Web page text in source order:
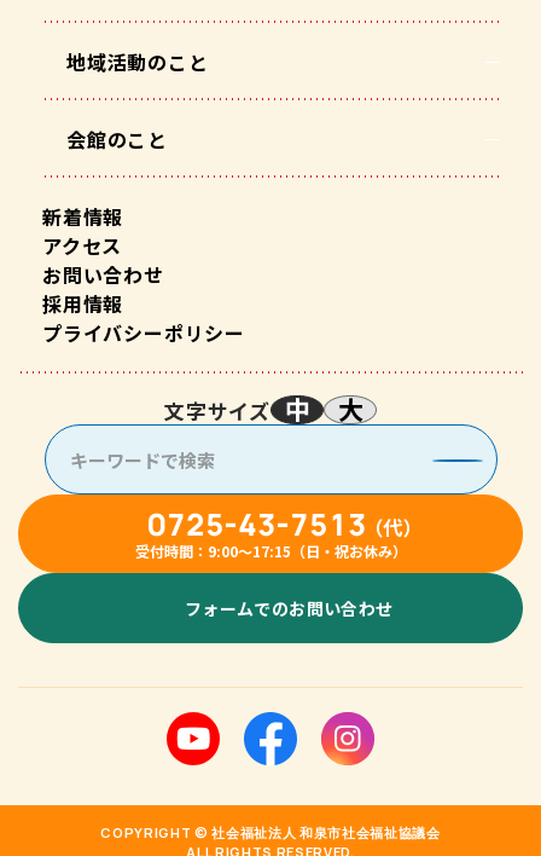
地域活動のこと
会館のこと
新着情報
アクセス
お問い合わせ
採用情報
プライバシーポリシー
文字サイズ 中 大
0725-43-7513（代）
受付時間：9:00〜17:15（日・祝お休み）
フォームでのお問い合わせ
COPYRIGHT © 社会福祉法人 和泉市社会福祉協議会
ALL RIGHTS RESERVED.